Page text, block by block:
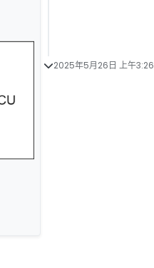
2025年5月26日 上午3:26